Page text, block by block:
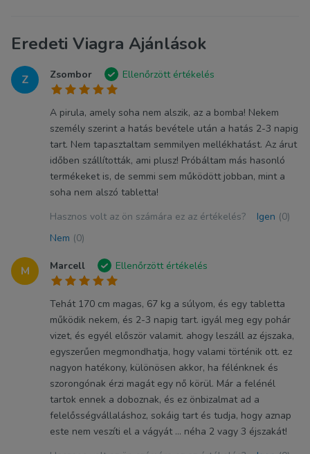
Eredeti Viagra Ajánlások
Z Zsombor Ellenőrzött értékelés
A pirula, amely soha nem alszik, az a bomba! Nekem
személy szerint a hatás bevétele után a hatás 2-3 napig
tart. Nem tapasztaltam semmilyen mellékhatást. Az árut
időben szállították, ami plusz! Próbáltam más hasonló
termékeket is, de semmi sem működött jobban, mint a
soha nem alszó tabletta!
Hasznos volt az ön számára ez az értékelés?
Igen (0)
Nem (0)
M Marcell Ellenőrzött értékelés
Tehát 170 cm magas, 67 kg a súlyom, és egy tabletta
működik nekem, és 2-3 napig tart. igyál meg egy pohár
vizet, és egyél először valamit. ahogy leszáll az éjszaka,
egyszerűen megmondhatja, hogy valami történik ott. ez
nagyon hatékony, különösen akkor, ha félénknek és
szorongónak érzi magát egy nő körül. Már a felénél
tartok ennek a doboznak, és ez önbizalmat ad a
felelősségvállaláshoz, sokáig tart és tudja, hogy aznap
este nem veszíti el a vágyát ... néha 2 vagy 3 éjszakát!